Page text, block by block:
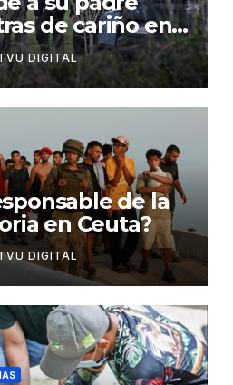
de cariño en
DIGITAL
de la
en Ceuta?
DIGITAL